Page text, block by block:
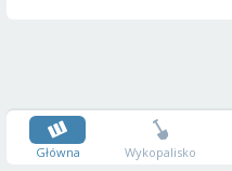
Główna Wykopalisko